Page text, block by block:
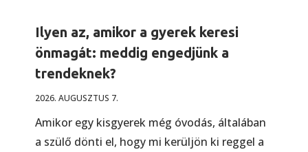
Ilyen az, amikor a gyerek keresi
önmagát: meddig engedjünk a
trendeknek?
2026. AUGUSZTUS 7.
Amikor egy kisgyerek még óvodás, általában
a szülő dönti el, hogy mi kerüljön ki reggel a